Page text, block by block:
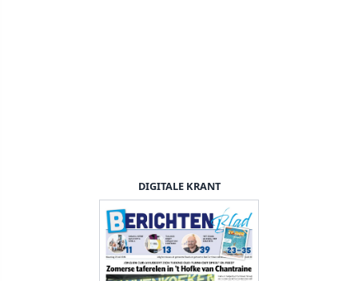
DIGITALE KRANT